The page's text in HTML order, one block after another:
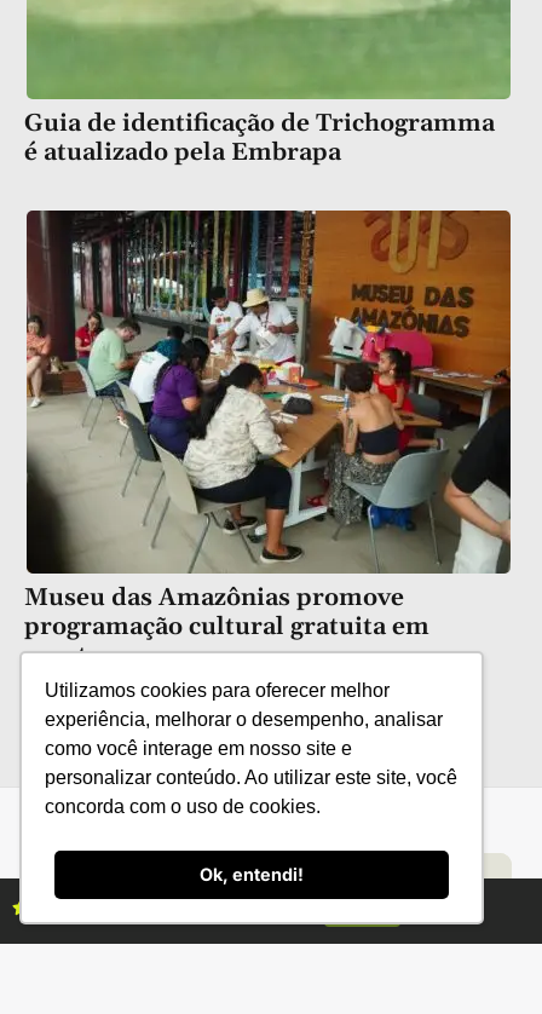
Utilizamos cookies para oferecer melhor
experiência, melhorar o desempenho, analisar
como você interage em nosso site e
personalizar conteúdo. Ao utilizar este site, você
concorda com o uso de cookies.
Ok, entendi!
Guia de identificação de Trichogramma
é atualizado pela Embrapa
Museu das Amazônias promove
programação cultural gratuita em
agosto
Links úteis
Economia
IBGE
Institucional
Fale conosco